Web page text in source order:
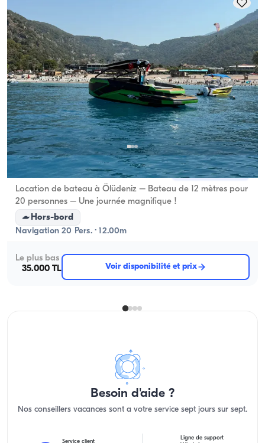
Ölüdeniz, Muğla Nouveau bateau
Location de bateau à Ölüdeniz – Bateau de 12 mètres pour
20 personnes – Une journée magnifique !
Hors-bord
Navigation 20 Pers. · 12.00m
Le plus bas
35.000 TL
Voir disponibilité et prix
Besoin d'aide ?
Nos conseillers vacances sont a votre service sept jours sur sept.
Ligne de support